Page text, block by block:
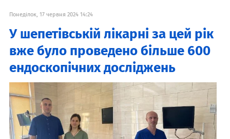
Понеділок, 17 червня 2024 14:24
У шепетівській лікарні за цей рік
вже було проведено більше 600
ендоскопічних досліджень